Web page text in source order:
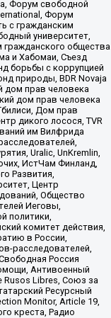
Форум свободной
Форум
с гражданским
университет,
гражданского общества
и Хабомаи, Съезд
борьбы с коррупцией
природы, BDR Novaja
дом прав человека
дом прав человека
Дом прав
дикого лосося, TVR
им Вилфрида
Uralic, UnKremlin,
ИстЧам Финланд,
Развития,
Центр
Общество
Иеговы,
политики,
комитет действия,
в России,
расследователей,
Россия
Антивоенный
Rusos Libres, Союз за
Ресурсный
Monitor, Article 19,
креста, Радио